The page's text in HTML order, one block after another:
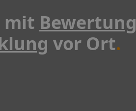
mit Bewertung
vor Ort.